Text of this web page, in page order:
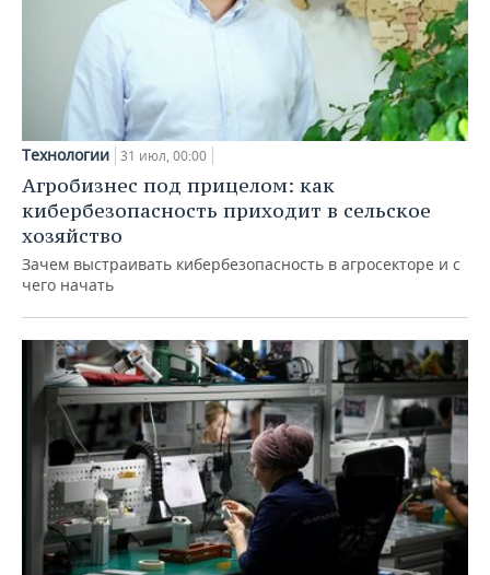
Технологии 31 июл, 00:00
Агробизнес под прицелом: как
кибербезопасность приходит в сельское
хозяйство
Зачем выстраивать кибербезопасность в агросекторе и с
чего начать